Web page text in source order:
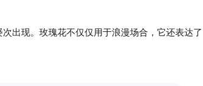
出现。玫瑰花不仅仅用于浪漫场合，它还表达了